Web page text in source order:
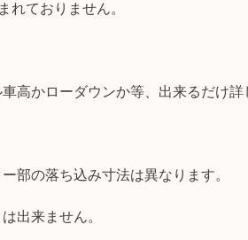
れておりません。
高かローダウンか等、出来るだけ詳
部の落ち込み寸法は異なります。
出来ません。